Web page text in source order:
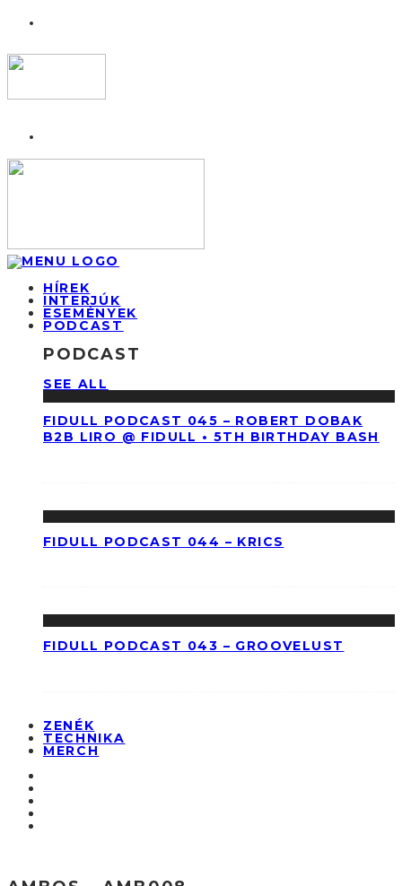
HÍREK
INTERJÚK
ESEMÉNYEK
PODCAST
PODCAST
SEE ALL
FIDULL PODCAST 045 – ROBERT DOBAK
B2B LIRO @ FIDULL • 5TH BIRTHDAY BASH
FIDULL PODCAST 044 – KRICS
FIDULL PODCAST 043 – GROOVELUST
ZENÉK
TECHNIKA
MERCH